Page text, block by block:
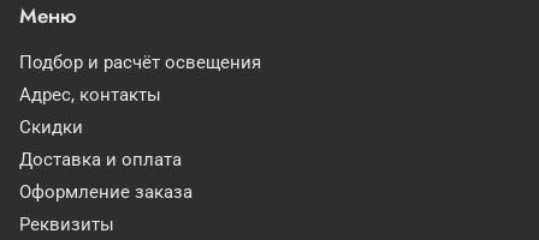
Меню
Подбор и расчёт освещения
Адрес, контакты
Скидки
Доставка и оплата
Оформление заказа
Реквизиты